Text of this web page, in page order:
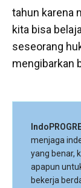
tahun karena
kita bisa
seseorang
mengibarkan
menjaga
yang benar,
apapun
bekerja